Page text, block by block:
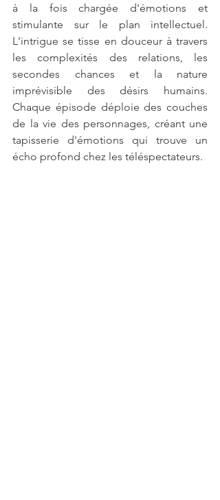
à la fois chargée d'émotions et
stimulante sur le plan intellectuel.
L'intrigue se tisse en douceur à travers
les complexités des relations, les
secondes chances et la nature
imprévisible des désirs humains.
Chaque épisode déploie des couches
de la vie des personnages, créant une
tapisserie d'émotions qui trouve un
écho profond chez les téléspectateurs.